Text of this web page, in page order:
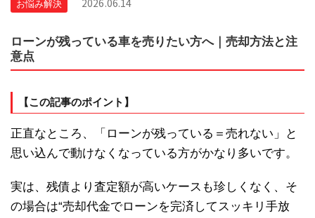
お悩み解決
ローンが残っている車を売りたい方へ｜売却方法と注
意点
【この記事のポイント】
正直なところ、「ローンが残っている＝売れない」と
思い込んで動けなくなっている方がかなり多いです。
実は、残債より査定額が高いケースも珍しくなく、そ
の場合は“売却代金でローンを完済してスッキリ手放